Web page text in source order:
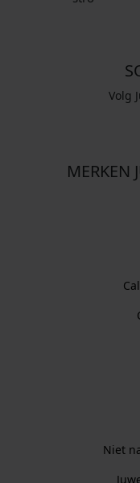
Volg
MERKEN
Niet